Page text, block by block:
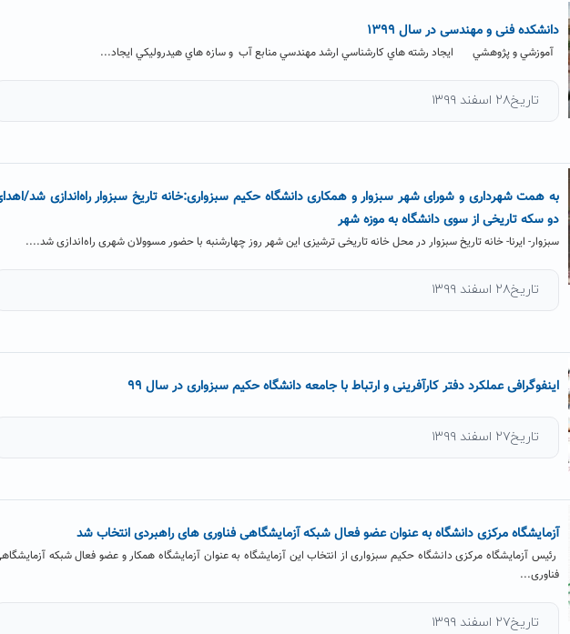
دانشکده فنی و مهندسی در سال ۱۳۹۹
آموزشي و پژوهشي ايجاد رشته هاي كارشناسي ارشد مهندسي منابع آب و سازه هاي هيدروليكي ايجاد...
تاریخ۲۸ اسفند ۱۳۹۹
به همت شهرداری و شورای شهر سبزوار و همکاری دانشگاه حکیم سبزواری:خانه تاریخ سبزوار راه‌اندازی شد/
دو سکه تاریخی از سوی دانشگاه به موزه شهر
سبزوار- ایرنا- خانه تاریخ سبزوار در محل خانه تاریخی ترشیزی این شهر روز چهارشنبه با حضور مسوولان شهری راه‌اندازی شد....
تاریخ۲۸ اسفند ۱۳۹۹
اینفوگرافی عملکرد دفتر کارآفرینی و ارتباط با جامعه دانشگاه حکیم سبزواری در سال ۹۹
تاریخ۲۷ اسفند ۱۳۹۹
آزمایشگاه مرکزی دانشگاه به عنوان عضو فعال شبکه آزمایشگاهی فناوری های راهبردی انتخاب شد
رئیس آزمایشگاه مرکزی دانشگاه حکیم سبزواری از انتخاب این آزمایشگاه به عنوان آزمایشگاه همکار و عضو فعال شبکه
فناوری...
تاریخ۲۷ اسفند ۱۳۹۹